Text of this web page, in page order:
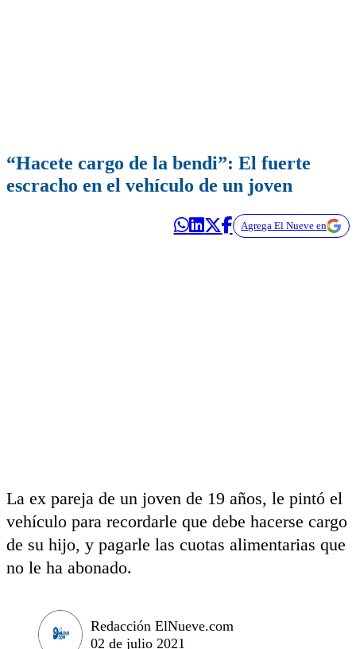
“Hacete cargo de la bendi”: El fuerte
escracho en el vehículo de un joven
Agrega El Nueve en
La ex pareja de un joven de 19 años, le pintó el
vehículo para recordarle que debe hacerse cargo
de su hijo, y pagarle las cuotas alimentarias que
no le ha abonado.
Redacción ElNueve.com
02 de julio 2021